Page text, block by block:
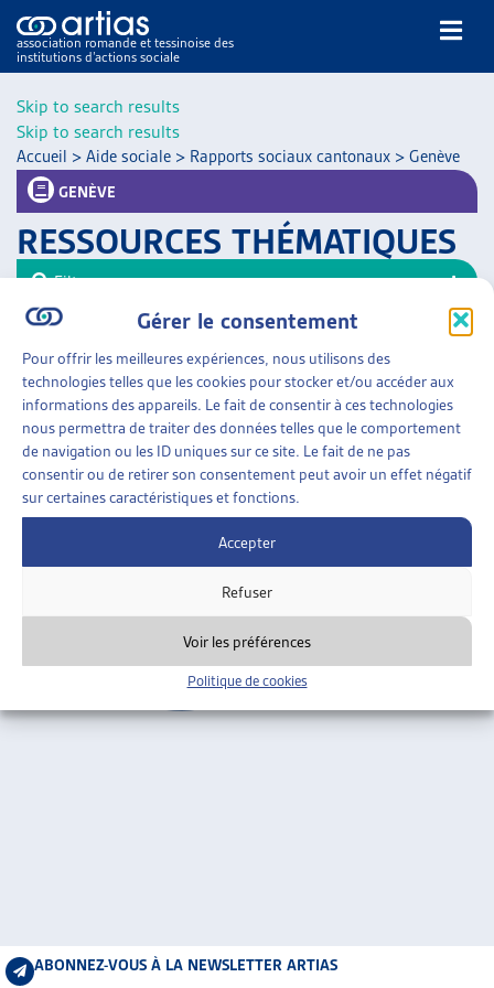
Skip to search results
Gérer le consentement
Pour offrir les meilleures expériences, nous utilisons des
technologies telles que les cookies pour stocker et/ou accéder aux
informations des appareils. Le fait de consentir à ces technologies
nous permettra de traiter des données telles que le comportement
de navigation ou les ID uniques sur ce site. Le fait de ne pas
consentir ou de retirer son consentement peut avoir un effet négatif
sur certaines caractéristiques et fonctions.
Accepter
Refuser
Voir les préférences
Politique de cookies
Skip to search results
association romande et tessinoise des
institutions d’actions sociale
NOS PUBLICATIONS
DOSSIERS DU MOIS
VEILLE
RESSOURCES
THÉMATIQUES
GUIDE SOCIAL ROMAND
AUTRES
ARTIAS
PROJETS ET ACTIVITÉS
Accueil > Aide sociale > Rapports sociaux cantonaux > Genève
GENÈVE
RESSOURCES THÉMATIQUES
AIDE SOCIALE»RAPPORTS SOCIAUX CANTONAUX
»GENÈVE
RAPPORT D’OBSERVATION SUR LA PAUVRETÉ
Canton de Genève, sept. 2016
Genève
Filtrer
Trier
ABONNEZ-VOUS À LA NEWSLETTER ARTIAS